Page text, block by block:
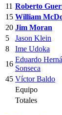
11 Roberto
15 William
20 Jim Moran
5
Jason Klein
8
Ime Udoka
16
Eduardo
Sonseca
45 Víctor Baldo
Equipo
Totales